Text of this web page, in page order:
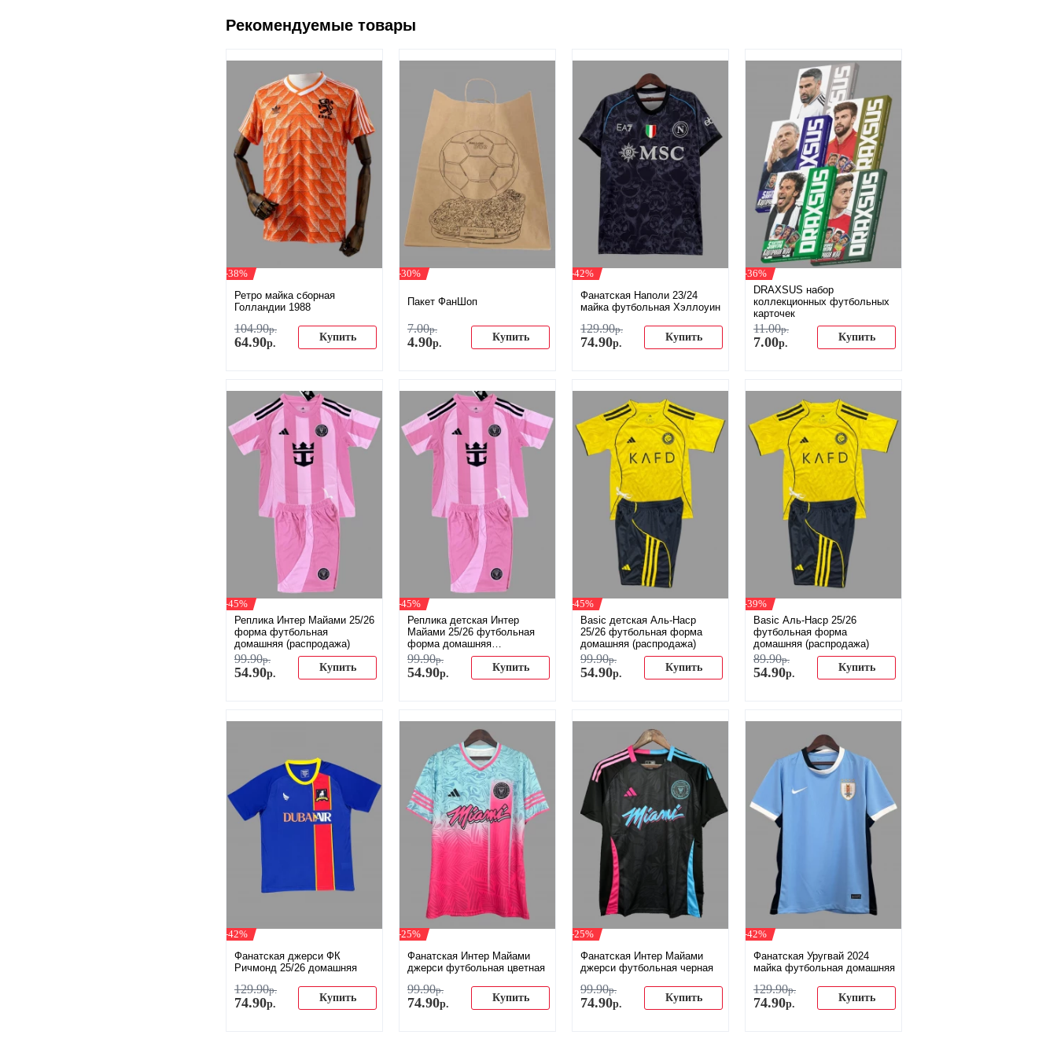
Рекомендуемые товары
-38%
Ретро майка сборная
Голландии 1988
104.90р.
64.90р. Купить
-30%
Пакет ФанШоп
7.00р.
4.90р. Купить
-42%
Фанатская Наполи 23/24
майка футбольная Хэллоуин
129.90р.
74.90р. Купить
-36%
DRAXSUS набор
коллекционных футбольных
карточек
11.00р.
7.00р. Купить
-45%
Реплика Интер Майами 25/26
форма футбольная
домашняя (распродажа)
99.90р.
54.90р. Купить
-45%
Реплика детская Интер
Майами 25/26 футбольная
форма домашняя
(распродажа)
99.90р.
54.90р. Купить
-45%
Basic детская Аль-Наср
25/26 футбольная форма
домашняя (распродажа)
99.90р.
54.90р. Купить
-39%
Basic Аль-Наср 25/26
футбольная форма
домашняя (распродажа)
89.90р.
54.90р. Купить
-42%
Фанатская джерси ФК
Ричмонд 25/26 домашняя
129.90р.
74.90р. Купить
-25%
Фанатская Интер Майами
джерси футбольная цветная
99.90р.
74.90р. Купить
-25%
Фанатская Интер Майами
джерси футбольная черная
99.90р.
74.90р. Купить
-42%
Фанатская Уругвай 2024
майка футбольная домашняя
129.90р.
74.90р. Купить